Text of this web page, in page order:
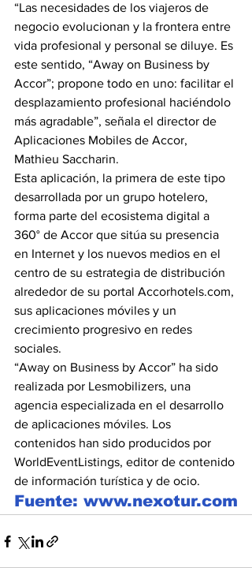
“Las necesidades de los viajeros de
negocio evolucionan y la frontera entre
vida profesional y personal se diluye. Es
este sentido, “Away on Business by
Accor”; propone todo en uno: facilitar el
desplazamiento profesional haciéndolo
más agradable”, señala el director de
Aplicaciones Mobiles de Accor,
Mathieu Saccharin.
Esta aplicación, la primera de este tipo
desarrollada por un grupo hotelero,
forma parte del ecosistema digital a
360° de Accor que sitúa su presencia
en Internet y los nuevos medios en el
centro de su estrategia de distribución
alrededor de su portal Accorhotels.com,
sus aplicaciones móviles y un
crecimiento progresivo en redes
sociales.
“Away on Business by Accor” ha sido
realizada por Lesmobilizers, una
agencia especializada en el desarrollo
de aplicaciones móviles. Los
contenidos han sido producidos por
WorldEventListings, editor de contenido
de información turística y de ocio.
Fuente: www.nexotur.com